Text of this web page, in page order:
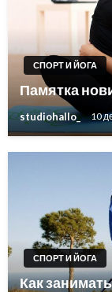
СПОРТ И ЙОГА
Памятка
studiohallo_ 10
СПОРТ И ЙОГА
Как